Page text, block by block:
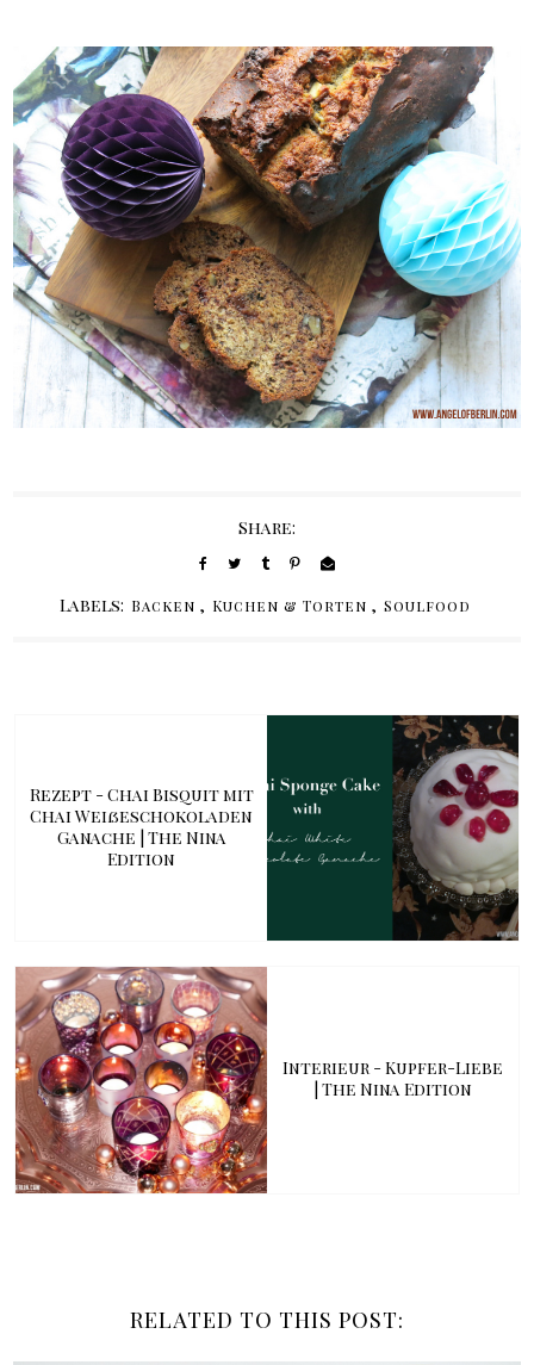
Share:
Labels: Backen , Kuchen & Torten , Soulfood
Rezept - Chai Bisquit mit
Chai Weißeschokoladen
Ganache | The Nina
Edition
Interieur - Kupfer-Liebe
| The Nina Edition
RELATED TO THIS POST: